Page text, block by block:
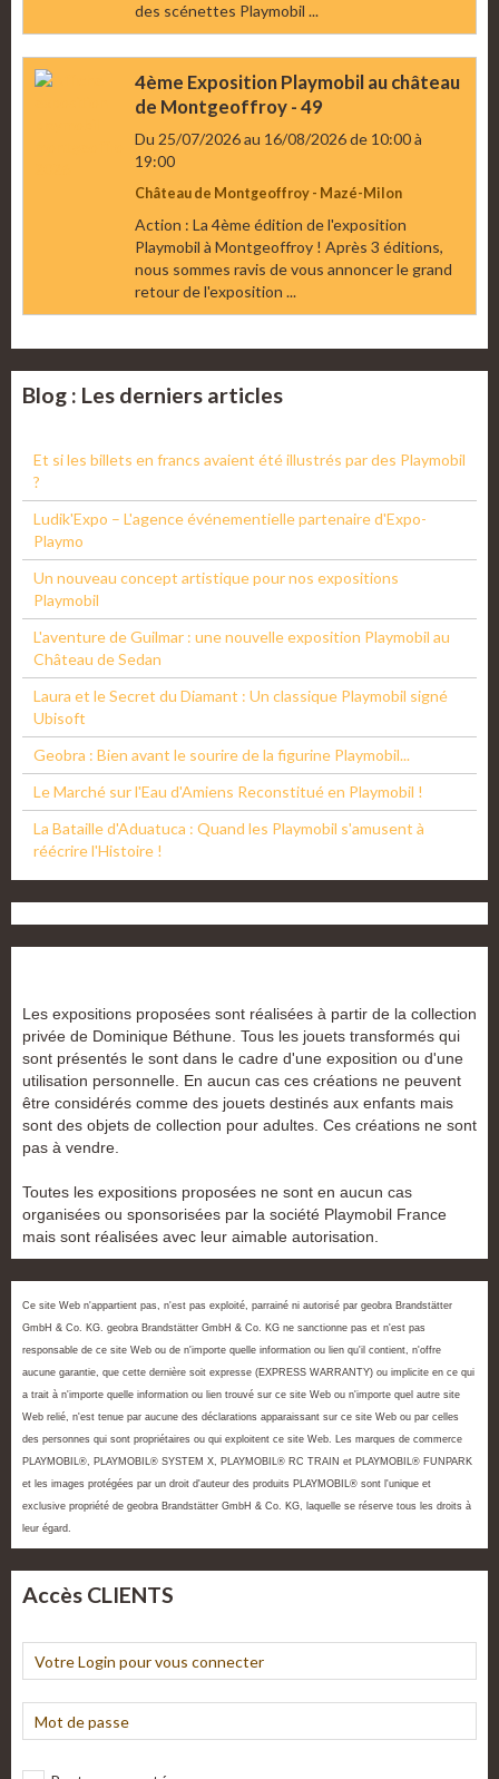
des scénettes Playmobil ...
4ème Exposition Playmobil au château
de Montgeoffroy - 49
Du 25/07/2026au 16/08/2026de 10:00à
19:00
Château de Montgeoffroy - Mazé-Milon
Action : La 4ème édition de l'exposition
Playmobil à Montgeoffroy ! Après 3 éditions,
nous sommes ravis de vous annoncer le grand
retour de l'exposition ...
Blog : Les derniers articles
Et si les billets en francs avaient été illustrés par des Playmobil
?
Ludik'Expo – L'agence événementielle partenaire d'Expo-
Playmo
Un nouveau concept artistique pour nos expositions
Playmobil
L'aventure de Guilmar : une nouvelle exposition Playmobil au
Château de Sedan
Laura et le Secret du Diamant : Un classique Playmobil signé
Ubisoft
Geobra : Bien avant le sourire de la figurine Playmobil...
Le Marché sur l'Eau d'Amiens Reconstitué en Playmobil !
La Bataille d'Aduatuca : Quand les Playmobil s'amusent à
réécrire l'Histoire !
Les expositions proposées sont réalisées à partir de la collection
privée de Dominique Béthune. Tous les jouets transformés qui
sont présentés le sont dans le cadre d'une exposition ou d'une
utilisation personnelle. En aucun cas ces créations ne peuvent
être considérés comme des jouets destinés aux enfants mais
sont des objets de collection pour adultes. Ces créations ne sont
pas à vendre.
Toutes les expositions proposées ne sont en aucun cas
organisées ou sponsorisées par la société Playmobil France
mais sont réalisées avec leur aimable autorisation.
Ce site Web n'appartient pas, n'est pas exploité, parrainé ni autorisé par geobra Brandstätter
GmbH & Co. KG. geobra Brandstätter GmbH & Co. KG ne sanctionne pas et n'est pas
responsable de ce site Web ou de n'importe quelle information ou lien qu'il contient, n'offre
aucune garantie, que cette dernière soit expresse (EXPRESS WARRANTY) ou implicite en ce qui
a trait à n'importe quelle information ou lien trouvé sur ce site Web ou n'importe quel autre site
Web relié, n'est tenue par aucune des déclarations apparaissant sur ce site Web ou par celles
des personnes qui sont propriétaires ou qui exploitent ce site Web. Les marques de commerce
PLAYMOBIL®, PLAYMOBIL® SYSTEM X, PLAYMOBIL® RC TRAIN et PLAYMOBIL® FUNPARK
et les images protégées par un droit d'auteur des produits PLAYMOBIL® sont l'unique et
exclusive propriété de geobra Brandstätter GmbH & Co. KG, laquelle se réserve tous les droits à
leur égard.
Accès CLIENTS